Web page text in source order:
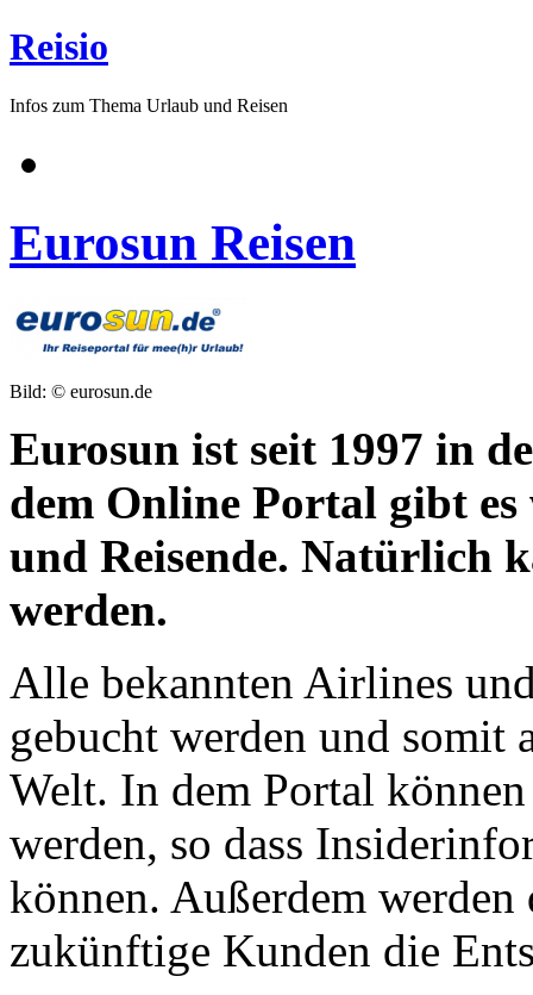
Reisio
Infos zum Thema Urlaub und Reisen
Eurosun Reisen
Bild: © eurosun.de
Eurosun ist seit 1997 in
dem Online Portal gibt
und Reisende. Natürlich
werden.
Alle bekannten Airlines
gebucht werden und somit
Welt. In dem Portal
werden, so dass
können. Außerdem
zukünftige Kunden die